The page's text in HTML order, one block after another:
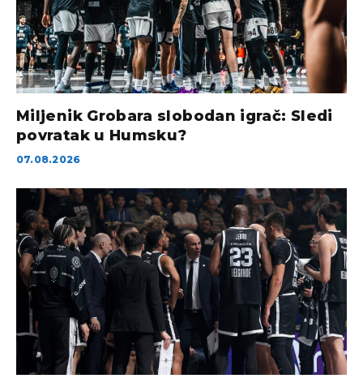
Miljenik Grobara slobodan igrač: Sledi
povratak u Humsku?
07.08.2026